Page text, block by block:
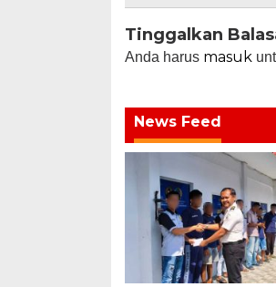
Tinggalkan
Anda harus masuk
News Feed